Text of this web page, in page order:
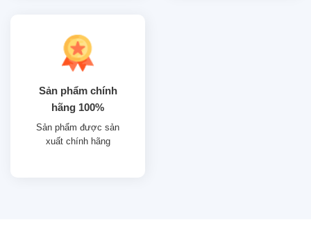
Sản phẩm chính
hãng 100%
Sản phẩm được sản
xuất chính hãng